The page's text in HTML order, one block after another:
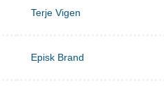
Terje Vigen
Episk Brand